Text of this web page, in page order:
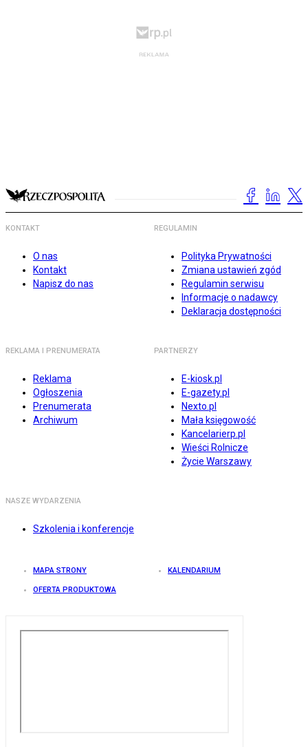
KONTAKT
O nas
Kontakt
Napisz do nas
REGULAMIN
Polityka Prywatności
Zmiana ustawień zgód
Regulamin serwisu
Informacje o nadawcy
Deklaracja dostępności
REKLAMA I PRENUMERATA
Reklama
Ogłoszenia
Prenumerata
Archiwum
PARTNERZY
E-kiosk.pl
E-gazety.pl
Nexto.pl
Mała księgowość
Kancelarierp.pl
Wieści Rolnicze
Życie Warszawy
NASZE WYDARZENIA
Szkolenia i konferencje
MAPA STRONY KALENDARIUM
OFERTA PRODUKTOWA